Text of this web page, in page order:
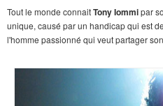
Tout le monde connaitTony Iommipar
unique, causé par un handicap qui est
l'homme passionné qui veut partager